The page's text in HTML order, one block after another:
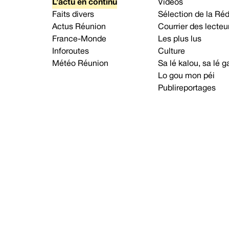
L’actu en continu
Faits divers
Actus Réunion
France-Monde
Inforoutes
Météo Réunion
Vidéos
Sélection de la
Courrier des
Les plus lus
Culture
Sa lé kalou, sa lé
Lo gou mon péi
Publireportages